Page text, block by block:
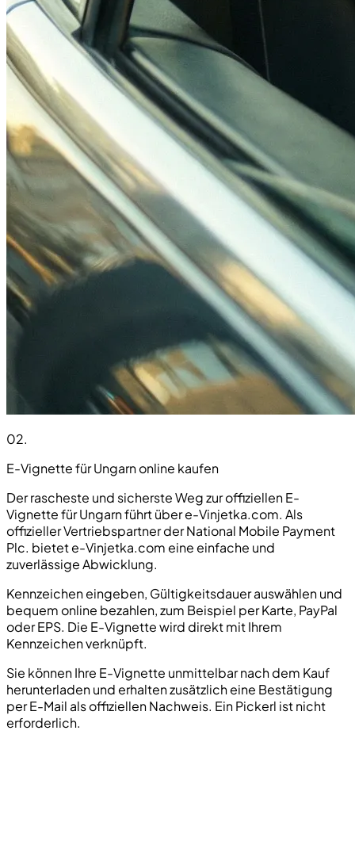
02.
E-Vignette für Ungarn online kaufen
Der rascheste und sicherste Weg zur offiziellen E-
Vignette für Ungarn führt über e-Vinjetka.com. Als
offizieller Vertriebspartner der National Mobile Payment
Plc. bietet e-Vinjetka.com eine einfache und
zuverlässige Abwicklung.
Kennzeichen eingeben, Gültigkeitsdauer auswählen und
bequem online bezahlen, zum Beispiel per Karte, PayPal
oder EPS. Die E-Vignette wird direkt mit Ihrem
Kennzeichen verknüpft.
Sie können Ihre E-Vignette unmittelbar nach dem Kauf
herunterladen und erhalten zusätzlich eine Bestätigung
per E-Mail als offiziellen Nachweis. Ein Pickerl ist nicht
erforderlich.